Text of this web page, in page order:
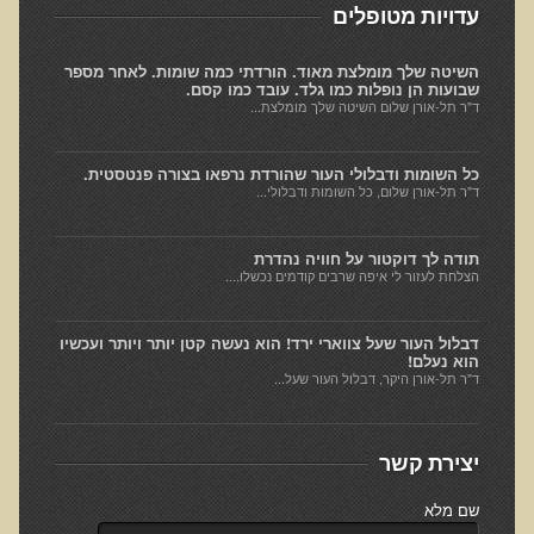
למה חשוב להיות טבעוני בריא?
שומן מעופש
חומצה אוקסלית
הנבטה והשרייה
צ'יה והמפ
שומות ודבלולי עור והקשר להרעלה ומצבים רגשיים
דבלולי עור והקשר למצב ההורמונלי והנוירולוגי
הורמונים ביו זהים
ראיון בנושא הנדסה גנטית
הדגמות ודוגמאות לנגעי עור שונים
הקשר בין יובש בעור וחרדות לגידולי עור - שתי עדויות מקרה
כתמי לידה
המנגיומות סניליות - נקודות אדומות
עדויות מטופלים
השיטה שלך מומלצת מאוד. הורדתי כמה שומות. לאחר מספר
שבועות הן נופלות כמו גלד. עובד כמו קסם.
ד"ר תל-אורן שלום השיטה שלך מומלצת...
כל השומות ודבלולי העור שהורדת נרפאו בצורה פנטסטית.
ד"ר תל-אורן שלום, כל השומות ודבלולי...
תודה לך דוקטור על חוויה נהדרת
הצלחת לעזור לי איפה שרבים קודמים נכשלו....
דבלול העור שעל צווארי ירד! הוא נעשה קטן יותר ויותר ועכשיו
הוא נעלם!
ד"ר תל-אורן היקר, דבלול העור שעל...
יצירת קשר
שם מלא